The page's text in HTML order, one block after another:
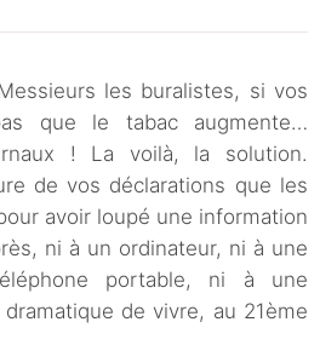
les buralistes, si vos
que le tabac augmente…
! La voilà, la solution.
de vos déclarations que les
avoir loupé une information
ni à un ordinateur, ni à une
portable, ni à une
de vivre, au 21ème